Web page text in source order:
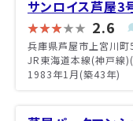
サンロイス芦屋3
2.6
兵庫県芦屋市上宮川町
JR東海道本線(神戸線)(
1983年1月(築43年)